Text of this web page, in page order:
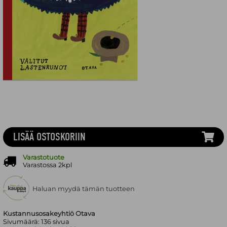
Kustannusosakeyhtiö Otava
Sivumäärä:136 sivua
LISÄÄ OSTOSKORIIN
Varastotuote
Varastossa 2kpl
Haluan myydä tämän tuotteen